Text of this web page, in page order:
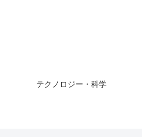
テクノロジー・科学